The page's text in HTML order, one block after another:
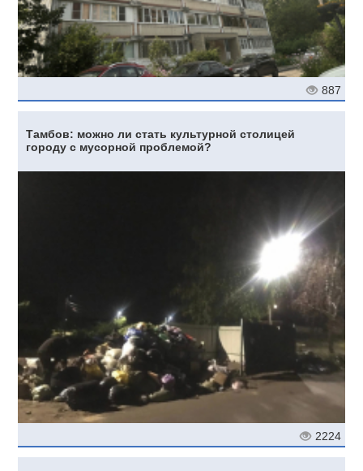
887
Тамбов: можно ли стать культурной столицей
городу с мусорной проблемой?
2224